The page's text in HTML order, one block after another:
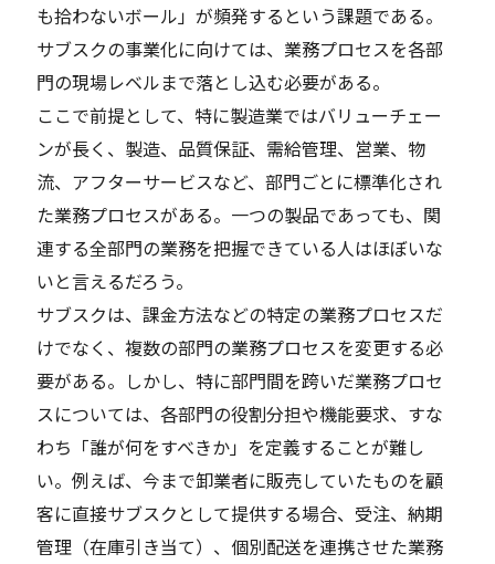
も拾わないボール」が頻発するという課題である。
サブスクの事業化に向けては、業務プロセスを各部
門の現場レベルまで落とし込む必要がある。
ここで前提として、特に製造業ではバリューチェー
ンが長く、製造、品質保証、需給管理、営業、物
流、アフターサービスなど、部門ごとに標準化され
た業務プロセスがある。一つの製品であっても、関
連する全部門の業務を把握できている人はほぼいな
いと言えるだろう。
サブスクは、課金方法などの特定の業務プロセスだ
けでなく、複数の部門の業務プロセスを変更する必
要がある。しかし、特に部門間を跨いだ業務プロセ
スについては、各部門の役割分担や機能要求、すな
わち「誰が何をすべきか」を定義することが難し
い。例えば、今まで卸業者に販売していたものを顧
客に直接サブスクとして提供する場合、受注、納期
管理（在庫引き当て）、個別配送を連携させた業務